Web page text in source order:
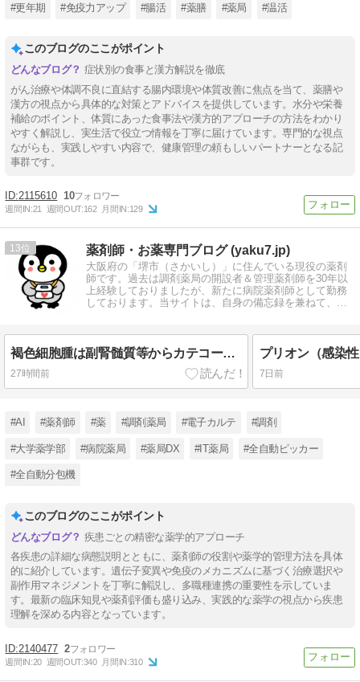
#更年期 #免疫力アップ #腸活 #薬膳 #薬局 #温活
このブログのここがポイント
症状別の食事と漢方解説を徹底
がん治療や体調不良に直結する腸内環境や体質改善に焦点を当て、薬膳や
漢方の視点から具体的な対策とアドバイスを提供しています。水分や栄養
補給のポイント、体質にあった食事法や漢方的アプローチの方法をわかり
やすく解説し、実生活で役立つ情報を丁寧に届けています。専門的な視点
ながらも、実践しやすい内容で、健康管理の頼もしいパートナーとなる記
事群です。
2115610 10
週間IN:21 週間OUT:162 月間IN:129
13 薬剤師・お薬専門ブログ (yaku7.jp)
大阪府の「堺市（さかいし）」に住んでいる現役の薬剤
師です。過去は調剤薬局の開設者＆管理薬剤師を30年以
上経験しておりましたが、新たに病院薬剤師として勤務
しております。当サイトは、自身の備忘録を兼ねて、記
褐色細胞腫は副腎髄質等からカテコールアミンが過剰分泌される腫瘍で、薬学的観点からは術前管理におけるα遮断薬の先行投与が絶対的原則です。
27時間前 7日前
#AI #薬剤師 #薬 #調剤薬局 #電子カルテ #調剤
#大学薬学部 #病院薬局 #薬局DX #IT薬局 #全自動ピッカー
#全自動分包機
このブログのここがポイント
疾患ごとの精密な薬学的アプローチ
各疾患の詳細な病態説明とともに、薬剤師の役割や薬学的管理方法を具体
的に紹介しています。遺伝子変異や免疫のメカニズムに基づく治療選択や
副作用マネジメントを丁寧に解説し、多職種連携の重要性を示していま
す。最新の臨床知見や薬剤評価も盛り込み、実践的な薬学の視点から疾患
理解を深める内容となっています。
2140477 2
週間IN:20 週間OUT:340 月間IN:310